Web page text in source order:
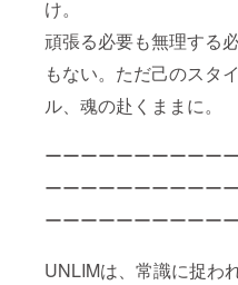
け。
頑張る必要も無理する
もない。ただ己のスタイ
ル、魂の赴くままに。
ーーーーーーーーーー
ーーーーーーーーーー
ーーーーーーーーーーー
UNLIMは、常識に捉わ